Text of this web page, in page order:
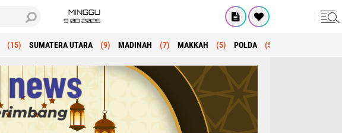
MINGGU
9 08 2026
(15) SUMATERA UTARA (9) MADINAH (7) MAKKAH (5) POLDA (5)